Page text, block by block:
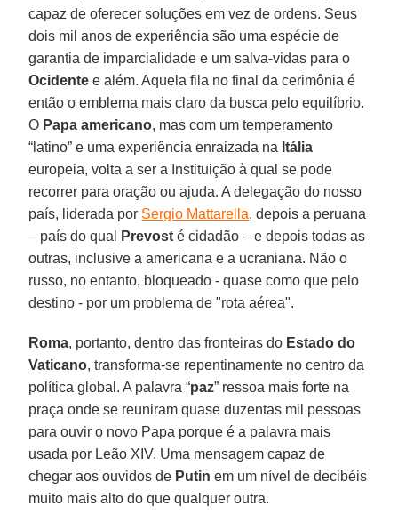
capaz de oferecer soluções em vez de ordens. Seus
dois mil anos de experiência são uma espécie de
garantia de imparcialidade e um salva-vidas para o
Ocidente e além. Aquela fila no final da cerimônia é
então o emblema mais claro da busca pelo equilíbrio.
O Papa americano, mas com um temperamento
“latino” e uma experiência enraizada na Itália
europeia, volta a ser a Instituição à qual se pode
recorrer para oração ou ajuda. A delegação do nosso
país, liderada por Sergio Mattarella, depois a peruana
– país do qual
Prevost é cidadão – e depois todas as
outras, inclusive a americana e a ucraniana. Não o
russo, no entanto, bloqueado - quase como que pelo
destino - por um problema de "rota aérea".
Roma, portanto, dentro das fronteiras do Estado do
Vaticano, transforma-se repentinamente no centro da
política global. A palavra “paz” ressoa mais forte na
praça onde se reuniram quase duzentas mil pessoas
para ouvir o novo Papa porque é a palavra mais
usada por Leão XIV. Uma mensagem capaz de
chegar aos ouvidos de Putinem um nível de decibéis
muito mais alto do que qualquer outra.